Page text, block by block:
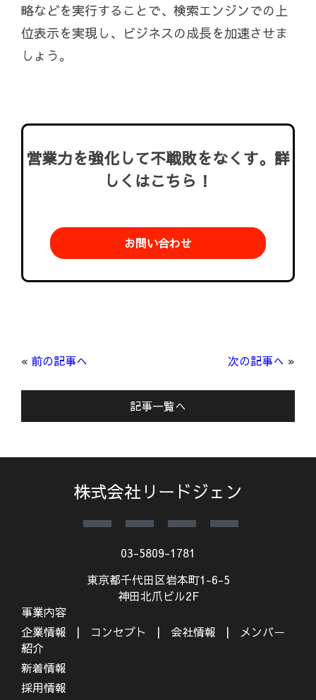
略などを実行することで、検索エンジンでの上
位表示を実現し、ビジネスの成長を加速させま
しょう。
営業力を強化して不戦敗をなくす。詳
しくはこちら！
お問い合わせ
« 前の記事へ 次の記事へ »
記事一覧へ
株式会社リードジェン
03-5809-1781
東京都千代田区岩本町1-6-5
神田北爪ビル2F
事業内容
企業情報
コンセプト 会社情報
メンバー
紹介
新着情報
採用情報